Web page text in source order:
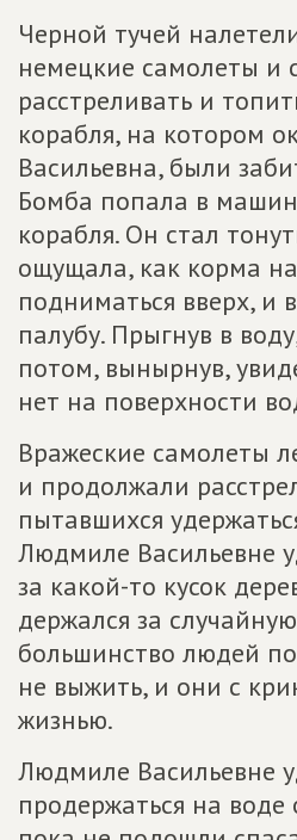
Черной тучей
немецкие самолеты и
расстреливать и
корабля, на котором
Васильевна, были
Бомба попала в
корабля. Он стал
ощущала, как корма
подниматься вверх, и
палубу. Прыгнув в
потом, вынырнув,
нет на поверхности
Вражеские самолеты
и продолжали
пытавшихся
Людмиле Васильевне
за какой-то кусок
держался за
большинство людей
не выжить, и они с
жизнью.
Людмиле Васильевне
продержаться на воде